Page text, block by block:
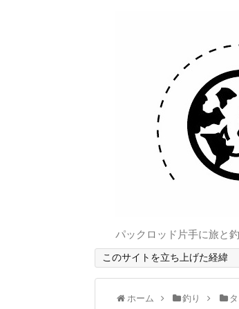
パックロッド片手に旅と
このサイトを立ち上げた経緯
ホーム 釣り